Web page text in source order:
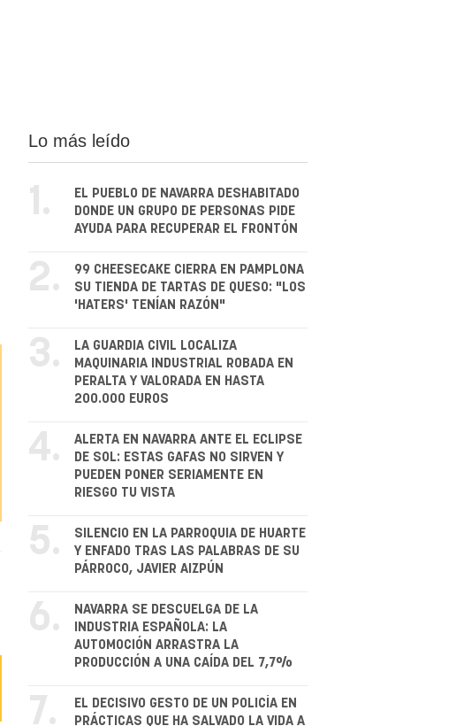
Lo más leído
1.
EL PUEBLO DE NAVARRA DESHABITADO
DONDE UN GRUPO DE PERSONAS PIDE
AYUDA PARA RECUPERAR EL FRONTÓN
2.
99 CHEESECAKE CIERRA EN PAMPLONA
SU TIENDA DE TARTAS DE QUESO: "LOS
'HATERS' TENÍAN RAZÓN"
3.
LA GUARDIA CIVIL LOCALIZA
MAQUINARIA INDUSTRIAL ROBADA EN
PERALTA Y VALORADA EN HASTA
200.000 EUROS
4.
ALERTA EN NAVARRA ANTE EL ECLIPSE
DE SOL: ESTAS GAFAS NO SIRVEN Y
PUEDEN PONER SERIAMENTE EN
RIESGO TU VISTA
5.
SILENCIO EN LA PARROQUIA DE HUARTE
Y ENFADO TRAS LAS PALABRAS DE SU
PÁRROCO, JAVIER AIZPÚN
6.
NAVARRA SE DESCUELGA DE LA
INDUSTRIA ESPAÑOLA: LA
AUTOMOCIÓN ARRASTRA LA
PRODUCCIÓN A UNA CAÍDA DEL 7,7%
7.
EL DECISIVO GESTO DE UN POLICÍA EN
PRÁCTICAS QUE HA SALVADO LA VIDA A